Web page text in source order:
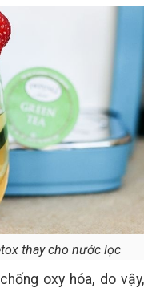
thay cho nước lọc
oxy hóa, do vậy,